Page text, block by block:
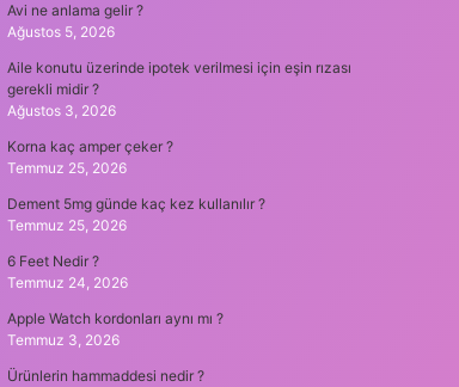
Avi ne anlama gelir ?
Ağustos 5, 2026
Aile konutu üzerinde ipotek verilmesi için eşin rızası
gerekli midir ?
Ağustos 3, 2026
Korna kaç amper çeker ?
Temmuz 25, 2026
Dement 5mg günde kaç kez kullanılır ?
Temmuz 25, 2026
6 Feet Nedir ?
Temmuz 24, 2026
Apple Watch kordonları aynı mı ?
Temmuz 3, 2026
Ürünlerin hammaddesi nedir ?